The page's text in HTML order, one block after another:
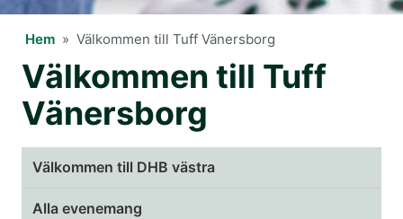
Hem » Välkommen till Tuff Vänersborg
Välkommen till Tuff
Vänersborg
Välkommen till DHB västra
Alla evenemang